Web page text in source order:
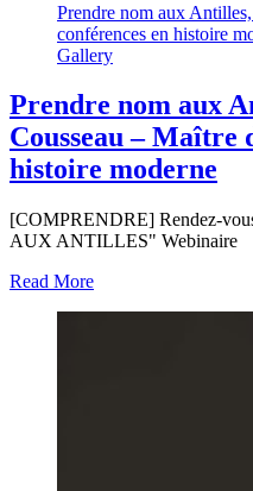
Prendre nom aux
conférences en histoire
Gallery
Prendre nom aux
Cousseau – Maître
histoire moderne
[COMPRENDRE] Rendez-
AUX ANTILLES" Webinaire
Read More